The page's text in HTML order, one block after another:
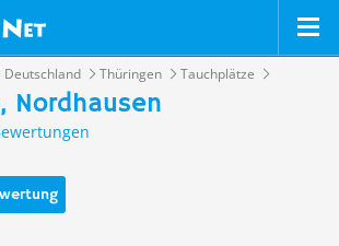
Deutschland Thüringen Tauchplätze
Nordhausen